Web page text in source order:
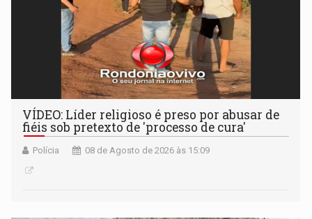
VÍDEO: Líder religioso é preso por abusar de
fiéis sob pretexto de 'processo de cura'
Polícia 08 de Agosto de 2026 às 15:09